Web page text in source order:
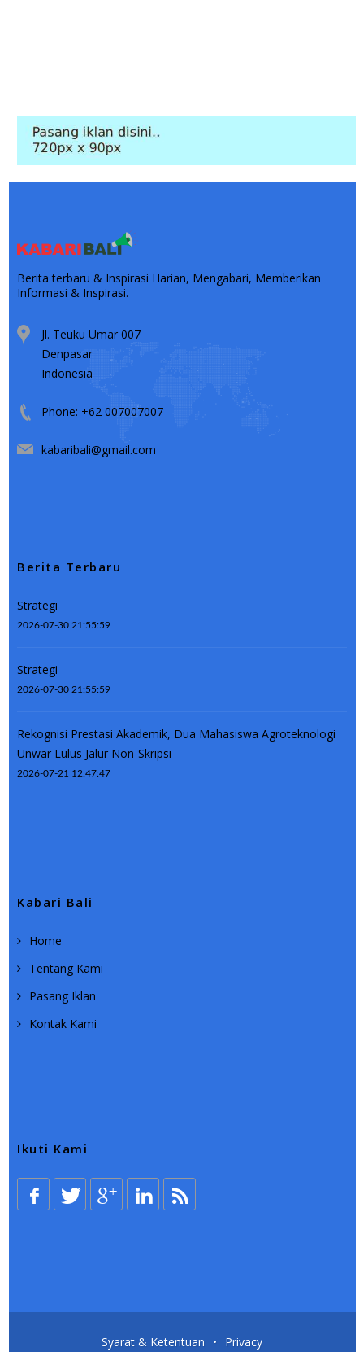
Berita terbaru & Inspirasi Harian, Mengabari, Memberikan
Informasi & Inspirasi.
Jl. Teuku Umar 007
Denpasar
Indonesia
Phone: +62 007007007
kabaribali@gmail.com
Berita Terbaru
Strategi
2026-07-30 21:55:59
Strategi
2026-07-30 21:55:59
Rekognisi Prestasi Akademik, Dua Mahasiswa Agroteknologi
Unwar Lulus Jalur Non-Skripsi
2026-07-21 12:47:47
Kabari Bali
Home
Tentang Kami
Pasang Iklan
Kontak Kami
Ikuti Kami
Syarat & Ketentuan • Privacy